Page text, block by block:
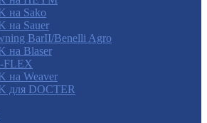
на Sako
на Sauer
BarII/Benelli Agro
на Blaser
FLEX
на Weaver
для DOCTER